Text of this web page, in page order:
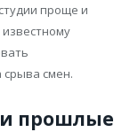
проще и
смен.
и прошлые